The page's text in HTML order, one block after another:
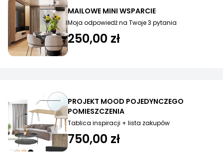
MAILOWE MINI WSPARCIE
Moja odpowiedź na Twoje 3 pytania
250,00 zł
PROJEKT MOOD POJEDYNCZEGO
POMIESZCZENIA
Tablica inspiracji + lista zakupów
750,00 zł